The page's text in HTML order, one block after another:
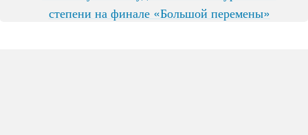
степени на финале «Большой перемены»